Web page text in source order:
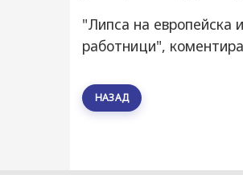
"Липса на европейска
работници",
НАЗАД